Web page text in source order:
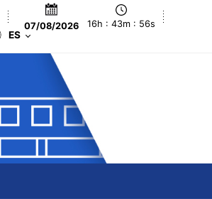
07/08/2026 16h : 43m : 56s
ES